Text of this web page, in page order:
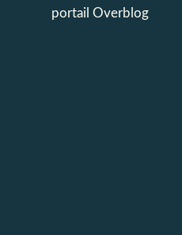
portail Overblog